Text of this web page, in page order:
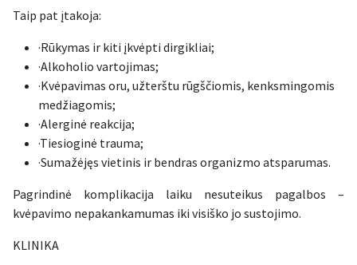
Taip pat įtakoja:
·Rūkymas ir kiti įkvėpti dirgikliai;
·Alkoholio vartojimas;
·Kvėpavimas oru, užterštu rūgščiomis, kenksmingomis
medžiagomis;
·Alerginė reakcija;
·Tiesioginė trauma;
·Sumažėjęs vietinis ir bendras organizmo atsparumas.
Pagrindinė komplikacija laiku nesuteikus pagalbos –
kvėpavimo nepakankamumas iki visiško jo sustojimo.
KLINIKA